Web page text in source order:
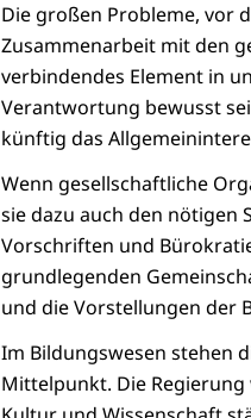
Die großen Probleme, vor
Zusammenarbeit mit den
verbindendes Element in
Verantwortung bewusst
künftig das
Wenn gesellschaftliche
sie dazu auch den nötigen
Vorschriften und
grundlegenden
und die Vorstellungen der
Im Bildungswesen stehen
Mittelpunkt. Die